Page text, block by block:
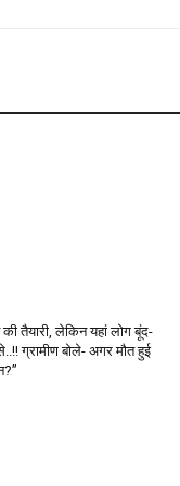
तैयारी, लेकिन यहां लोग बूंद-
ग्रामीण बोले- अगर मौत हुई